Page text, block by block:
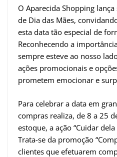
O Aparecida Shopping
de Dia das Mães,
esta data tão especial de
Reconhecendo a
sempre esteve ao nosso
ações promocionais e
prometem emocionar e
Para celebrar a data em
compras realiza, de 8 a 25
estoque, a ação “Cuidar
Trata-se da promoção
clientes que efetuarem